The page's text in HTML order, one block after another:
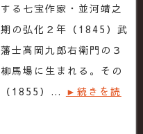
る七宝作家・並河靖之
の弘化２年（1845）武
士高岡九郎右衛門の３
馬場に生まれる。その
（1855）… ►続きを読